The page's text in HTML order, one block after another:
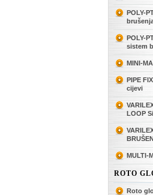
POLY-
POLY-
sistem
MINI-
PIPE
cijevi
LOOP
MULTI-
ROTO
Roto